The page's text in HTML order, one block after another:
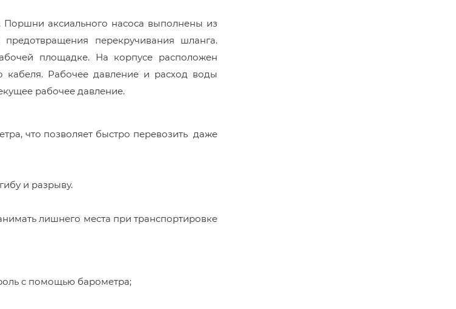
Поршни аксиального насоса выполнены из
перекручивания шланга.
площадке. На корпусе расположен
кабеля. Рабочее давление и расход воды
рабочее давление.
что позволяет быстро перевозить даже
и разрыву.
лишнего места при транспортировке
с помощью барометра;